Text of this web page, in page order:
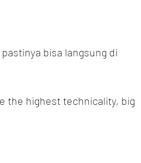
bisa langsung di
the highest technicality, big